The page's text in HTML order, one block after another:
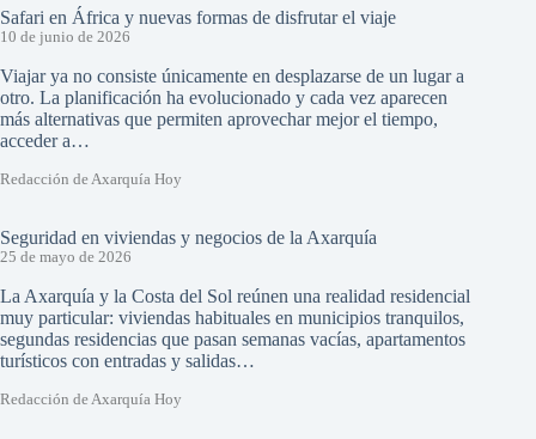
Safari en África y nuevas formas de disfrutar el viaje
10 de junio de 2026
Viajar ya no consiste únicamente en desplazarse de un lugar a
otro. La planificación ha evolucionado y cada vez aparecen
más alternativas que permiten aprovechar mejor el tiempo,
acceder a…
Redacción de Axarquía Hoy
Seguridad en viviendas y negocios de la Axarquía
25 de mayo de 2026
La Axarquía y la Costa del Sol reúnen una realidad residencial
muy particular: viviendas habituales en municipios tranquilos,
segundas residencias que pasan semanas vacías, apartamentos
turísticos con entradas y salidas…
Redacción de Axarquía Hoy